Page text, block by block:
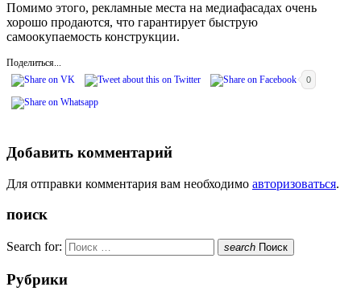
Помимо этого, рекламные места на медиафасадах очень
хорошо продаются, что гарантирует быструю
самоокупаемость конструкции.
Поделиться...
0
Добавить комментарий
Для отправки комментария вам необходимо авторизоваться.
поиск
Search for: search Поиск
Рубрики